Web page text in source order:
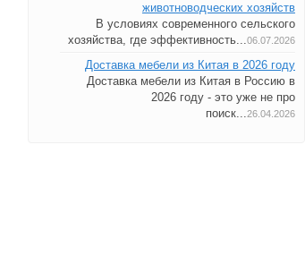
животноводческих хозяйств
В условиях современного сельского
хозяйства, где эффективность...06.07.2026
Доставка мебели из Китая в 2026 году
Доставка мебели из Китая в Россию в
2026 году - это уже не про
поиск...26.04.2026